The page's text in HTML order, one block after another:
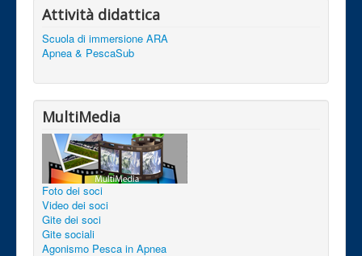
Attività didattica
Scuola di immersione ARA
Apnea & PescaSub
MultiMedia
Foto dei soci
Video dei soci
Gite dei soci
Gite sociali
Agonismo Pesca in Apnea